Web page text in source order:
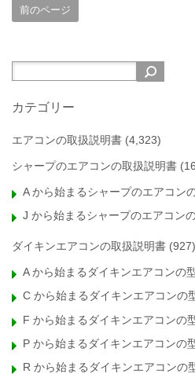
前のページ
カテゴリー
エアコンの取扱説明書 (4,323)
シャープのエアコンの取扱説明書
A から始まるシャープのエアコン
J から始まるシャープのエアコン
ダイキンエアコンの取扱説明書 (927)
A から始まるダイキンエアコンの
C から始まるダイキンエアコンの
F から始まるダイキンエアコンの
P から始まるダイキンエアコンの
R から始まるダイキンエアコンの